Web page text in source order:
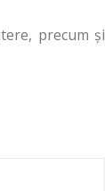
precum și